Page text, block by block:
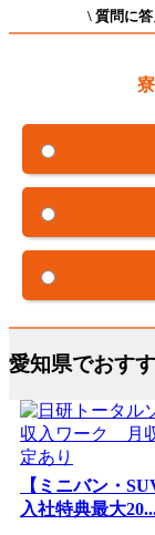
\ 質問に答
愛知県でおす
【ミニバン・
入社特典最大